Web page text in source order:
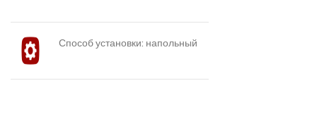
Способ установки: напольный